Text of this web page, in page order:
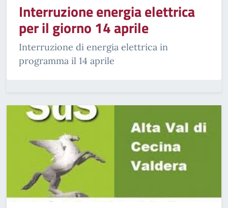
Interruzione energia elettrica
per il giorno 14 aprile
Interruzione di energia elettrica in
programma il 14 aprile